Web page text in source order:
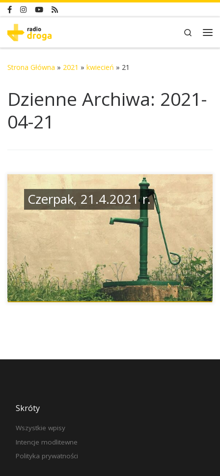
Skip to content
Search
Strona Główna » 2021 » kwiecień » 21
Dzienne Archiwa: 2021-
04-21
Czerpak, 21.4.2021 r.
Skróty
Wszystkie wpisy
Intencje modlitewne
Polityka prywatności